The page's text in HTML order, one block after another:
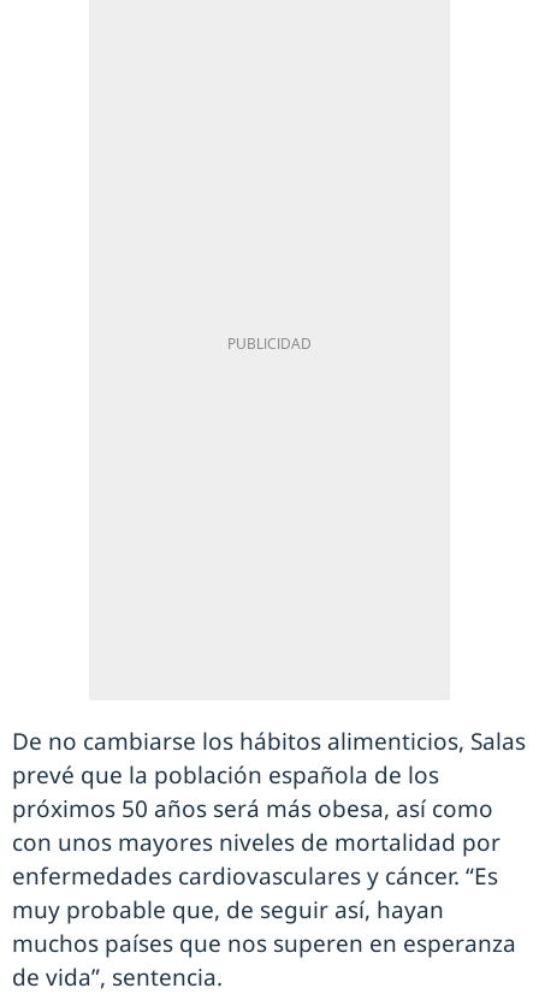
De no cambiarse los hábitos alimenticios, Salas
prevé que la población española de los
próximos 50 años será más obesa, así como
con unos mayores niveles de mortalidad por
enfermedades cardiovasculares y cáncer. “Es
muy probable que, de seguir así, hayan
muchos países que nos superen en esperanza
de vida”, sentencia.